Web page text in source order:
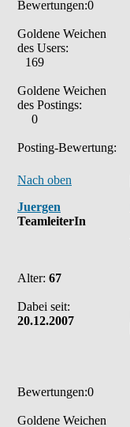
Bewertungen:0
Goldene Weichen
des Users:
169
Goldene Weichen
des Postings:
0
Posting-Bewertung:
Nach oben
Juergen
TeamleiterIn
Alter: 67
Dabei seit:
20.12.2007
Bewertungen:0
Goldene Weichen